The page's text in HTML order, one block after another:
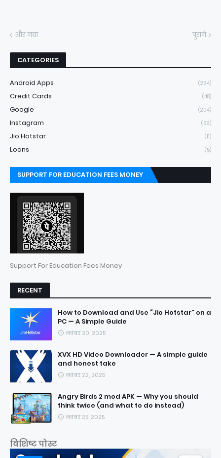
और नया पुराने
CATEGORIES
Android Apps (264)
Credit Cards (48)
Google (204)
Instagram (69)
Jio Hotstar (11)
Loans (5)
SUPPORT FOR EDUCATION FEES MONEY
Support For Education Fees Money
RECENT
How to Download and Use “Jio Hotstar” on a
PC — A Simple Guide
नवंबर 30, 2025
XVX HD Video Downloader — A simple guide
and honest take
नवंबर 22, 2025
Angry Birds 2 mod APK — Why you should
think twice (and what to do instead)
नवंबर 25, 2025
विशिष्ट पोस्ट